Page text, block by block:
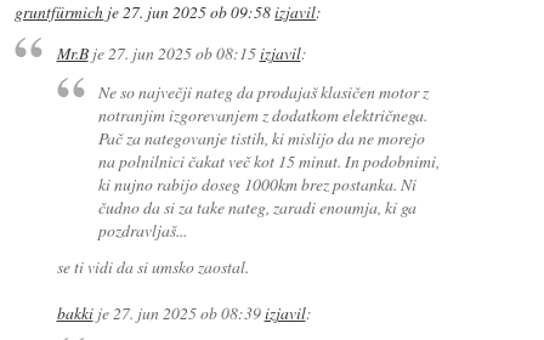
gruntfürmich je27. jun 2025 ob 09:58izjavil:
Mr.Bje 27. jun 2025 ob 08:15izjavil:
Ne so največji nateg da prodajaš klasičen motor z
notranjim izgorevanjem z dodatkom električnega.
Pač za nategovanje tistih, ki mislijo da ne morejo
na polnilnici čakat več kot 15 minut. In podobnimi,
ki nujno rabijo doseg 1000km brez postanka. Ni
čudno da si za take nateg, zaradi enoumja, ki ga
pozdravljaš...
se ti vidi da si umsko zaostal.
bakkije27. jun 2025 ob 08:39izjavil: